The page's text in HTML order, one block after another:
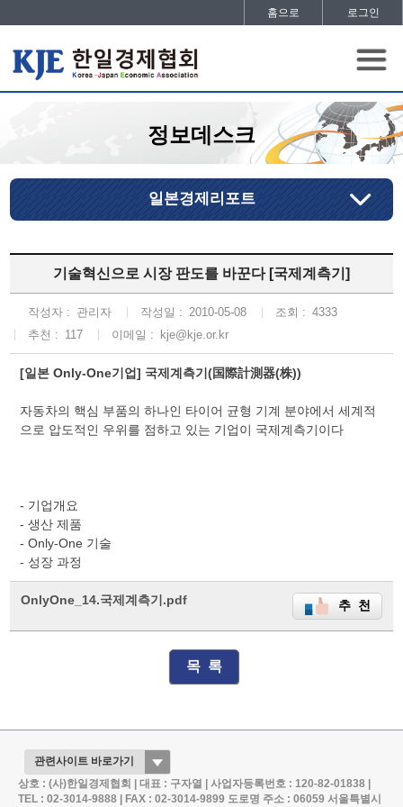
홈으로 로그인
정보데스크
일본경제리포트
기술혁신으로 시장 판도를 바꾼다 [국제계측기]
작성자 : 관리자 작성일 : 2010-05-08 조회 : 4333
추천 : 117 이메일 : kje@kje.or.kr
[일본 Only-One기업] 국제계측기(国際計測器(株))
자동차의 핵심 부품의 하나인 타이어 균형 기계 분야에서 세계적
으로 압도적인 우위를 점하고 있는 기업이 국제계측기이다
- 기업개요
- 생산 제품
- Only-One 기술
- 성장 과정
OnlyOne_14.국제계측기.pdf 추 천
목 록
상호 : (사)한일경제협회 | 대표 : 구자열 | 사업자등록번호 : 120-82-01838 |
TEL : 02-3014-9888 | FAX : 02-3014-9899도로명 주소 : 06059 서울특별시